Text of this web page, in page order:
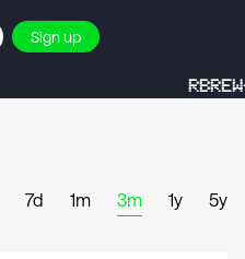
Sign up
7d 1m 3m 1y 5y